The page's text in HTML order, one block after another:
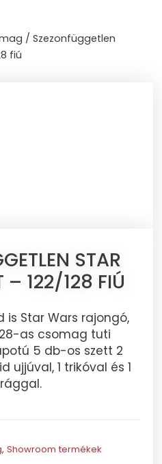
/ Szezonfüggetlen
fiú
STAR
– 122/128 FIÚ
Star Wars rajongó,
as csomag tuti
5 db-os szett 2
ujjúval, 1 trikóval és 1
,Showroom termékek